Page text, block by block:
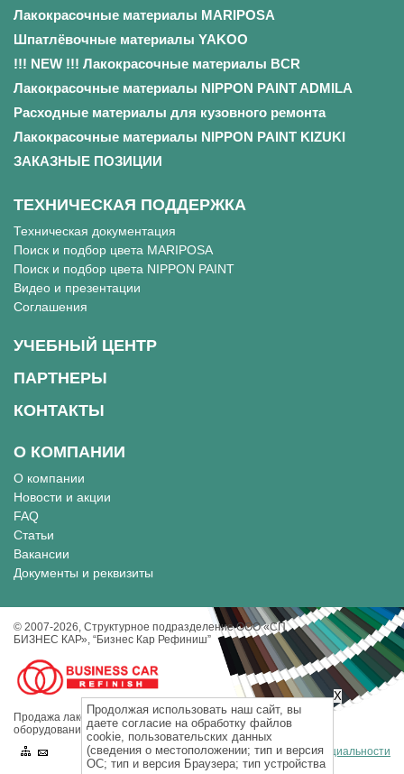
Лакокрасочные материалы MARIPOSA
Шпатлёвочные материалы YAKOO
!!! NEW !!! Лакокрасочные материалы BCR
Лакокрасочные материалы NIPPON PAINT ADMILA
Расходные материалы для кузовного ремонта
Лакокрасочные материалы NIPPON PAINT KIZUKI
ЗАКАЗНЫЕ ПОЗИЦИИ
ТЕХНИЧЕСКАЯ ПОДДЕРЖКА
Техническая документация
Поиск и подбор цвета MARIPOSA
Поиск и подбор цвета NIPPON PAINT
Видео и презентации
Соглашения
УЧЕБНЫЙ ЦЕНТР
ПАРТНЕРЫ
КОНТАКТЫ
О КОМПАНИИ
О компании
Новости и акции
FAQ
Статьи
Вакансии
Документы и реквизиты
© 2007-2026, Cтруктурное подразделение ООО «СП
БИЗНЕС КАР», “Бизнес Кар Рефиниш”
Продажа лакокрасочных материалов, инструментов и
оборудования для кузовного ремонта.
Политика конфиденциальности
X
Продолжая использовать наш сайт, вы
даете согласие на обработку файлов
cookie, пользовательских данных
(сведения о местоположении; тип и версия
ОС; тип и версия Браузера; тип устройства